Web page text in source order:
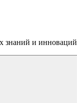
знаний и инноваций